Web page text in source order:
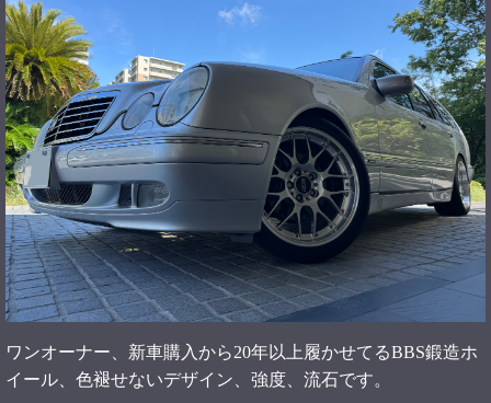
ワンオーナー、新車購入から20年以上履かせてるBBS鍛造ホ
イール、色褪せないデザイン、強度、流石です。